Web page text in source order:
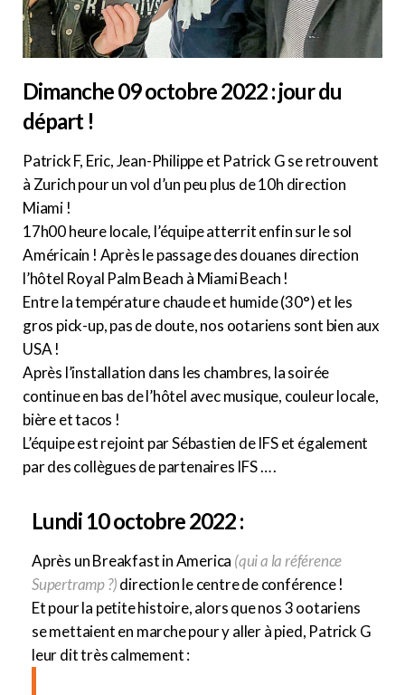
Dimanche 09 octobre 2022 : jour du
départ !
Patrick F, Eric, Jean-Philippe et Patrick G se retrouvent
à Zurich pour un vol d’un peu plus de 10h direction
Miami !
17h00 heure locale, l’équipe atterrit enfin sur le sol
Américain ! Après le passage des douanes direction
l’hôtel Royal Palm Beach à Miami Beach !
Entre la température chaude et humide (30°) et les
gros pick-up, pas de doute, nos ootariens sont bien aux
USA !
Après l’installation dans les chambres, la soirée
continue en bas de l’hôtel avec musique, couleur locale,
bière et tacos !
L’équipe est rejoint par Sébastien de IFS et également
par des collègues de partenaires IFS … .
Lundi 10 octobre 2022 :
Après un Breakfast in America (qui a la référence
Supertramp ?)direction le centre de conférence !
Et pour la petite histoire, alors que nos 3 ootariens
se mettaient en marche pour y aller à pied, Patrick G
leur dit très calmement :